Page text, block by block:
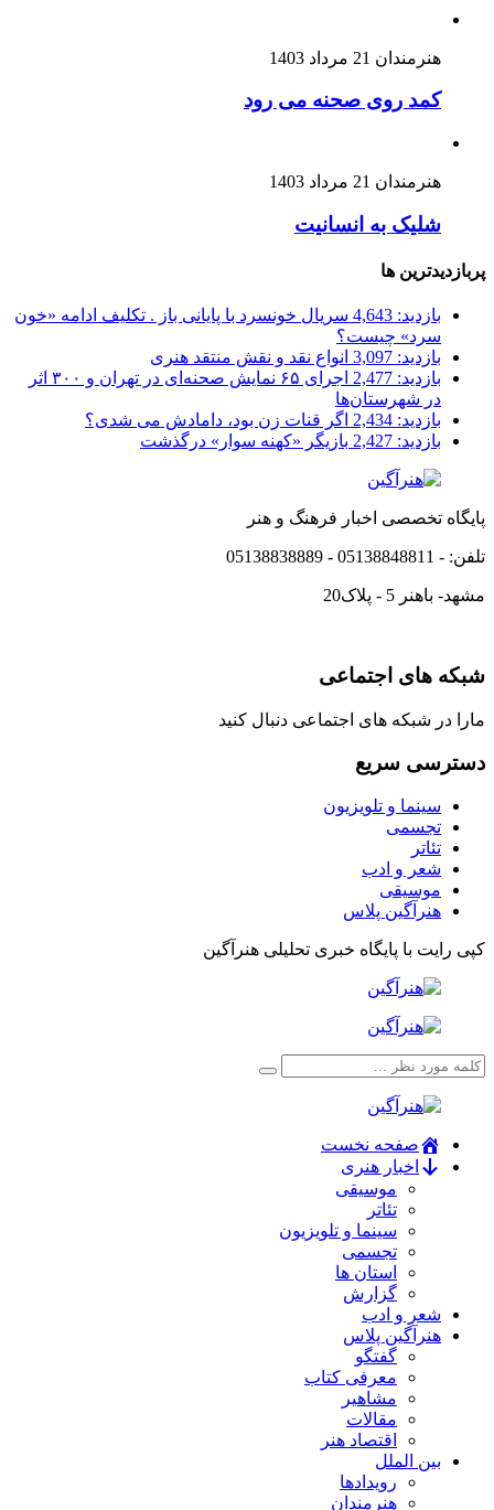
هنرمندان 21 مرداد 1403
کمد روی صحنه می رود
هنرمندان 21 مرداد 1403
شلیک به انسانیت
پربازدیدترین ها
بازدید: 4,643
سریال خونسرد با پایانی باز . تکلیف ادامه «خون
سرد» چیست؟
بازدید: 3,097
انواع نقد و نقش منتقد هنری
بازدید: 2,477
اجرای ۶۵ نمایش صحنه‌ای در تهران و ۳۰۰ اثر
در شهرستان‌ها
بازدید: 2,434
اگر قنات زن بود، دامادش می شدی؟
بازدید: 2,427
بازیگر «کهنه سوار» درگذشت
پایگاه تخصصی اخبار فرهنگ و هنر
تلفن: - 05138848811 - 05138838889
مشهد- باهنر 5 - پلاک20
شبکه های اجتماعی
مارا در شبکه های اجتماعی دنبال کنید
دسترسی سریع
سینما و تلویزیون
تجسمی
تئاتر
شعر و ادب
موسیقی
هنرآگین پلاس
کپی رایت با پایگاه خبری تحلیلی هنرآگین
صفحه نخست
اخبار هنری
موسیقی
تئاتر
سینما و تلویزیون
تجسمی
استان ها
گزارش
شعر و ادب
هنرآگین پلاس
گفتگو
معرفی کتاب
مشاهیر
مقالات
اقتصاد هنر
بین الملل
رویدادها
هنرمندان